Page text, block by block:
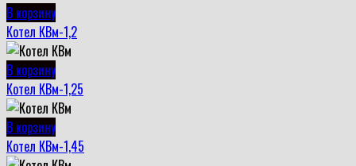
В корзину
Котел КВм-1,2
В корзину
Котел КВм-1,25
В корзину
Котел КВм-1,45